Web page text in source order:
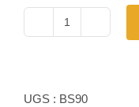
Sapin
UGS : BS90